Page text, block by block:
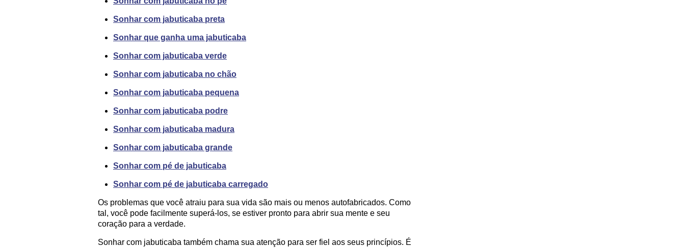
Sonhar com jabuticaba preta
Sonhar que ganha uma jabuticaba
Sonhar com jabuticaba verde
Sonhar com jabuticaba no chão
Sonhar com jabuticaba pequena
Sonhar com jabuticaba podre
Sonhar com jabuticaba madura
Sonhar com jabuticaba grande
Sonhar com pé de jabuticaba
Sonhar com pé de jabuticaba carregado
Os problemas que você atraiu para sua vida são mais ou menos autofabricados. Como
tal, você pode facilmente superá-los, se estiver pronto para abrir sua mente e seu
coração para a verdade.
Sonhar com jabuticaba também chama sua atenção para ser fiel aos seus princípios. É